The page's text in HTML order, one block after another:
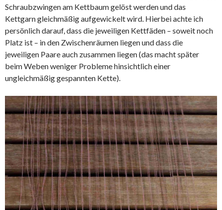
Schraubzwingen am Kettbaum gelöst werden und das
Kettgarn gleichmäßig aufgewickelt wird. Hierbei achte ich
persönlich darauf, dass die jeweiligen Kettfäden – soweit noch
Platz ist – in den Zwischenräumen liegen und dass die
jeweiligen Paare auch zusammen liegen (das macht später
beim Weben weniger Probleme hinsichtlich einer
ungleichmäßig gespannten Kette).